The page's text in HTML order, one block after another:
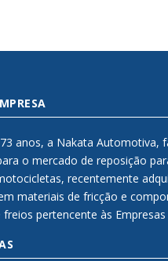
anos, a Nakata Automotiva,
o mercado de reposição
recentemente
materiais de fricção e
freios pertencente às Empresas